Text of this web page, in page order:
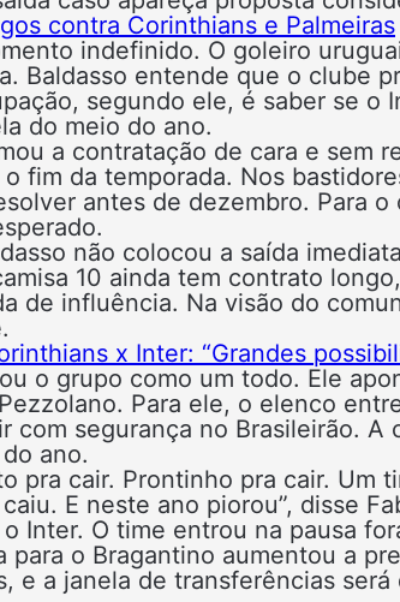
contra Corinthians e Palmeiras
indefinido. O goleiro
Baldasso entende que o clube
segundo ele, é saber se o
do meio do ano.
a contratação de cara e sem
fim da temporada. Nos
antes de dezembro. Para o
não colocou a saída
10 ainda tem contrato
de influência. Na visão do
x Inter: “Grandes
o grupo como um todo. Ele
Para ele, o elenco
segurança no Brasileirão. A
ano.
pra cair. Prontinho pra cair. Um
E neste ano piorou”, disse
Inter. O time entrou na pausa
o Bragantino aumentou a
e a janela de transferências será